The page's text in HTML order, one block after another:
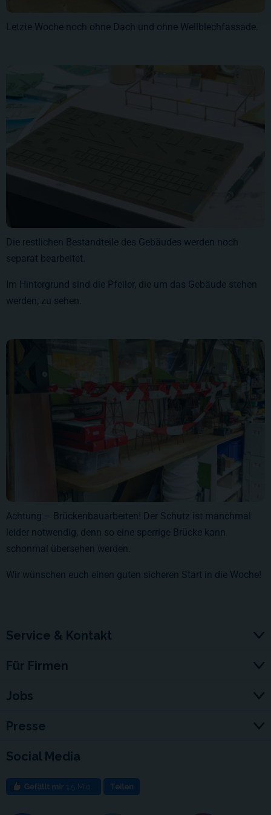
Letzte Woche noch ohne Dach und ohne Wellblechfassade.
Die restlichen Bestandteile des Gebäudes werden noch
separat bearbeitet.
Im Hintergrund sind die Pfeiler, die um das Gebäude stehen
werden, zu sehen.
Achtung – Brückenbauarbeiten! Der Schutz ist manchmal
leider notwendig, denn so eine sperrige Brücke kann
schonmal übersehen werden.
Wir wünschen euch einen guten sicheren Start in die Woche!
Service & Kontakt
Für Firmen
Jobs
Presse
Social Media